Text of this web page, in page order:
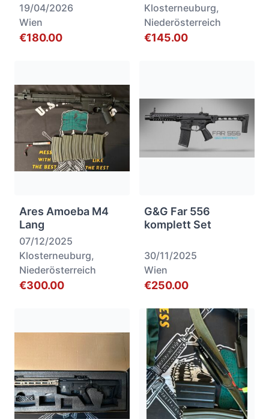
19/04/2026
Wien
€180.00
Klosterneuburg,
Niederösterreich
€145.00
Ares Amoeba M4
Lang
07/12/2025
Klosterneuburg,
Niederösterreich
€300.00
G&G Far 556
komplett Set
30/11/2025
Wien
€250.00